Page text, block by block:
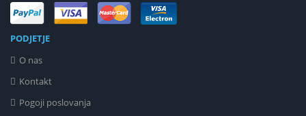
PODJETJE
O nas
Kontakt
Pogoji poslovanja